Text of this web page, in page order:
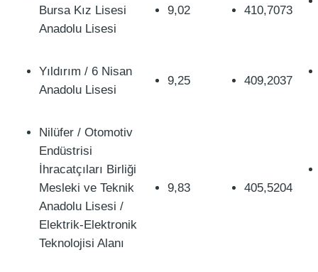
Bursa Kız Lisesi
Anadolu Lisesi
9,02 410,7073
Yıldırım / 6 Nisan
Anadolu Lisesi
9,25 409,2037
Nilüfer / Otomotiv
Endüstrisi
İhracatçıları Birliği
Mesleki ve Teknik
Anadolu Lisesi /
Elektrik-Elektronik
Teknolojisi Alanı
9,83 405,5204